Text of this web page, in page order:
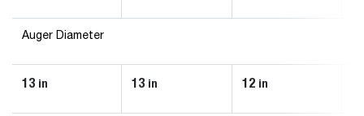
Auger Diameter
13 in 13 in 12 in